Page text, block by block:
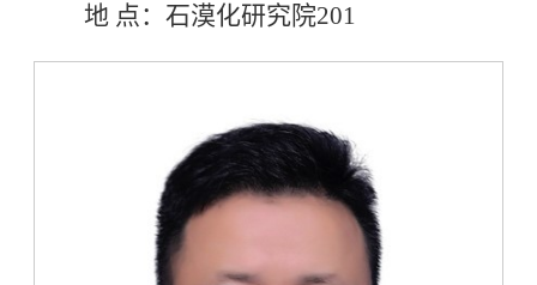
地 点：石漠化研究院201